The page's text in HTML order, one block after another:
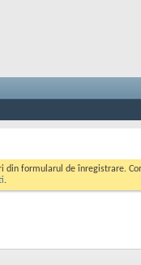
din formularul de înregistrare.
.